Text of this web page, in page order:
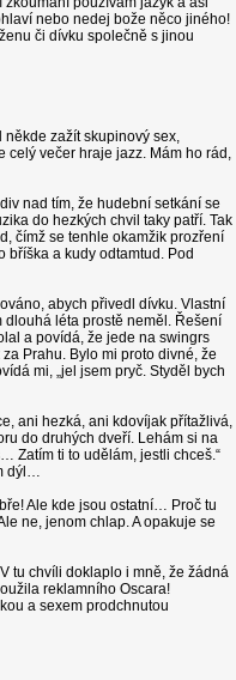
nebo nedej bože něco jiného!
či dívku společně s jinou
zažít skupinový sex,
celý večer hraje jazz. Mám ho rád,
nad tím, že hudební setkání se
do hezkých chvil taky patří. Tak
čímž se tenhle okamžik prozření
bříška a kudy odtamtud. Pod
abych přivedl dívku. Vlastní
léta prostě neměl. Řešení
a povídá, že jede na swingrs
Prahu. Bylo mi proto divné, že
mi, „jel jsem pryč. Styděl bych
ani hezká, ani kdovíjak přítažlivá,
do druhých dveří. Lehám si na
Zatím ti to udělám, jestli chceš.“
dýl…
Ale kde jsou ostatní… Proč tu
ne, jenom chlap. A opakuje se
tu chvíli doklaplo i mně, že žádná
reklamního Oscara!
a sexem prodchnutou